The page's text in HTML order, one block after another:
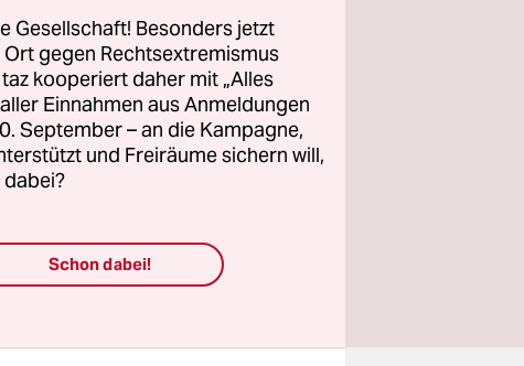
Ernst-Otto
müssen
die
Gesellschaft! Besonders jetzt
gegen Rechtsextremismus
kooperiert daher mit „Alles
Einnahmen aus Anmeldungen
September – an die Kampagne,
und Freiräume sichern will,
Schon dabei!